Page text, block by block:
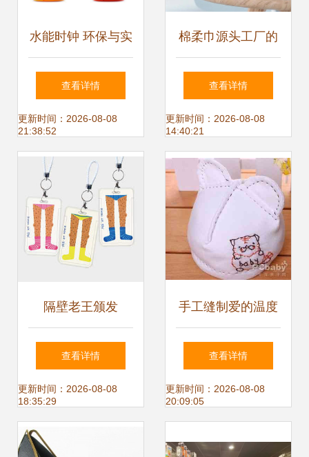
水能时钟 环保与实
用的完美融合，家
庭日用新选择
查看详情
更新时间：2026-08-08
21:38:52
棉柔巾源头工厂的
实战竞争力 以庭七
日用品1条龙服务
为例
查看详情
更新时间：2026-08-08
14:40:21
隔壁老王颁发
2024年度最佳囤货
达人奖证书
查看详情
更新时间：2026-08-08
18:35:29
手工缝制爱的温度
准妈妈DIY新生儿
服饰的温馨好处
查看详情
更新时间：2026-08-08
20:09:05